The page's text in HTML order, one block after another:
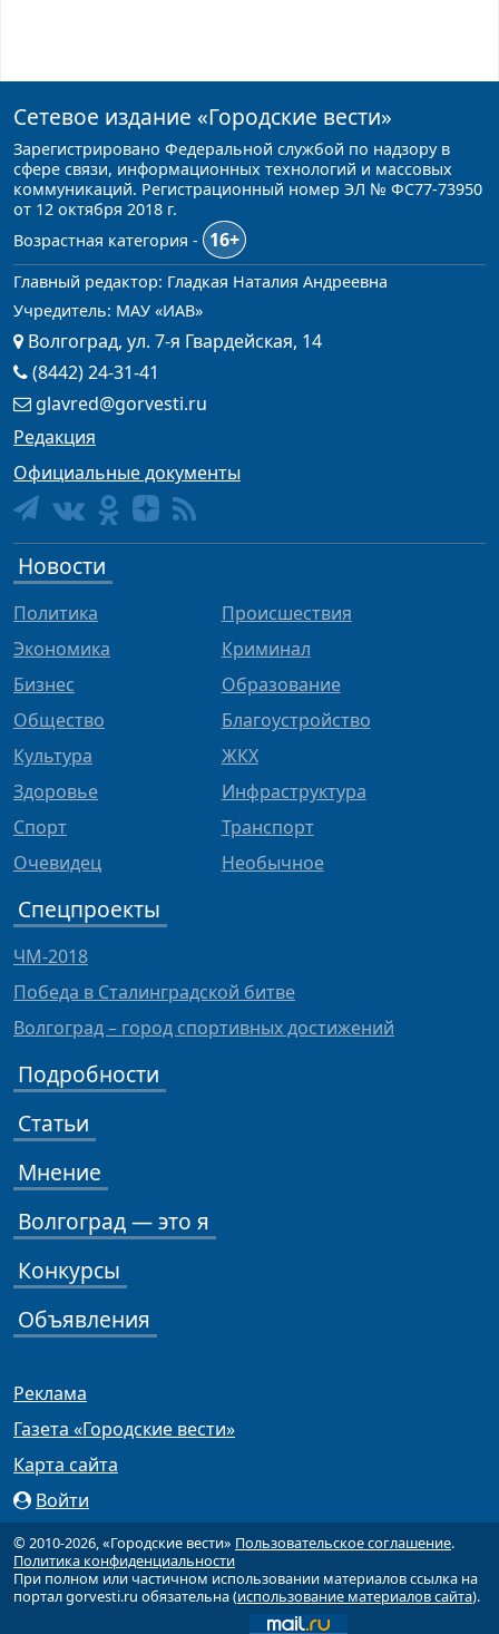
Сетевое издание «Городские вести»
Зарегистрировано Федеральной службой по надзору в
сфере связи, информационных технологий и массовых
коммуникаций. Регистрационный номер ЭЛ № ФС77-73950
от 12 октября 2018 г.
Возрастная категория -
16+
Главный редактор: Гладкая Наталия Андреевна
Учредитель: МАУ «ИАВ»
Волгоград, ул. 7-я Гвардейская, 14
(8442) 24-31-41
glavred@gorvesti.ru
Редакция
Официальные документы
Новости
Политика
Экономика
Бизнес
Общество
Культура
Здоровье
Спорт
Очевидец
Происшествия
Криминал
Образование
Благоустройство
ЖКХ
Инфраструктура
Транспорт
Необычное
Спецпроекты
ЧМ-2018
Победа в Сталинградской битве
Волгоград – город спортивных достижений
Подробности
Статьи
Мнение
Волгоград — это я
Конкурсы
Объявления
Реклама
Газета «Городские вести»
Карта сайта
Войти
© 2010-2026, «Городские вести» Пользовательское соглашение.
Политика конфиденциальности
При полном или частичном использовании материалов ссылка на
портал gorvesti.ru обязательна (использование материалов сайта).